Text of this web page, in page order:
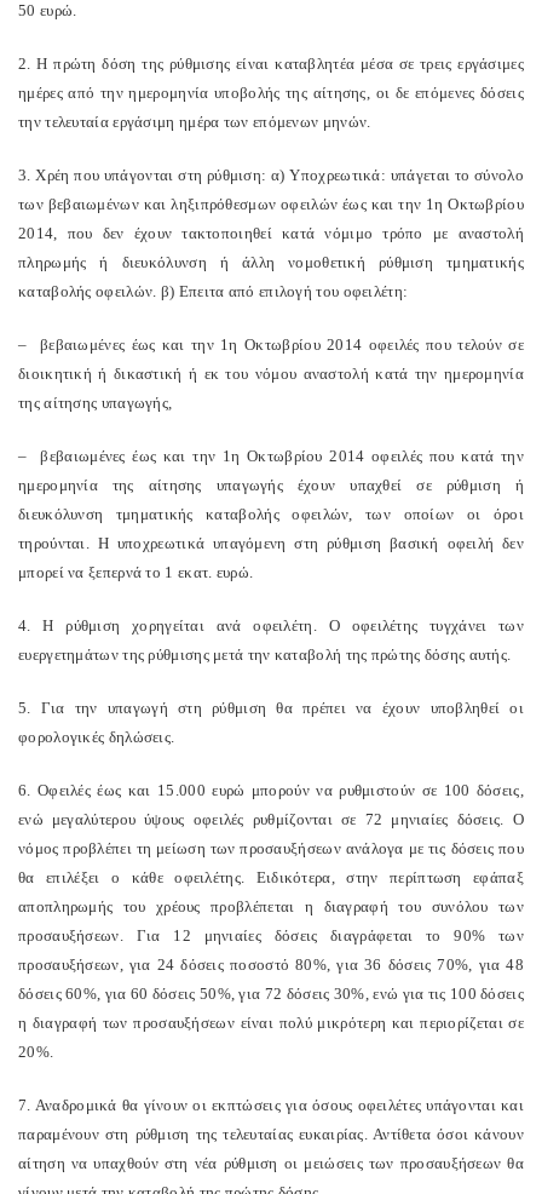
50 ευρώ.
2. Η πρώτη δόση της ρύθμισης είναι καταβλητέα μέσα σε τρεις εργάσιμες
ημέρες από την ημερομηνία υποβολής της αίτησης, οι δε επόμενες δόσεις
την τελευταία εργάσιμη ημέρα των επόμενων μηνών.
3. Χρέη που υπάγονται στη ρύθμιση: α) Υποχρεωτικά: υπάγεται το σύνολο
των βεβαιωμένων και ληξιπρόθεσμων οφειλών έως και την 1η Οκτωβρίου
2014, που δεν έχουν τακτοποιηθεί κατά νόμιμο τρόπο με αναστολή
πληρωμής ή διευκόλυνση ή άλλη νομοθετική ρύθμιση τμηματικής
καταβολής οφειλών. β) Επειτα από επιλογή του οφειλέτη:
– βεβαιωμένες έως και την 1η Οκτωβρίου 2014 οφειλές που τελούν σε
διοικητική ή δικαστική ή εκ του νόμου αναστολή κατά την ημερομηνία
της αίτησης υπαγωγής,
– βεβαιωμένες έως και την 1η Οκτωβρίου 2014 οφειλές που κατά την
ημερομηνία της αίτησης υπαγωγής έχουν υπαχθεί σε ρύθμιση ή
διευκόλυνση τμηματικής καταβολής οφειλών, των οποίων οι όροι
τηρούνται. Η υποχρεωτικά υπαγόμενη στη ρύθμιση βασική οφειλή δεν
μπορεί να ξεπερνά το 1 εκατ. ευρώ.
4. Η ρύθμιση χορηγείται ανά οφειλέτη. Ο οφειλέτης τυγχάνει των
ευεργετημάτων της ρύθμισης μετά την καταβολή της πρώτης δόσης αυτής.
5. Για την υπαγωγή στη ρύθμιση θα πρέπει να έχουν υποβληθεί οι
φορολογικές δηλώσεις.
6. Οφειλές έως και 15.000 ευρώ μπορούν να ρυθμιστούν σε 100 δόσεις,
ενώ μεγαλύτερου ύψους οφειλές ρυθμίζονται σε 72 μηνιαίες δόσεις. Ο
νόμος προβλέπει τη μείωση των προσαυξήσεων ανάλογα με τις δόσεις που
θα επιλέξει ο κάθε οφειλέτης. Ειδικότερα, στην περίπτωση εφάπαξ
αποπληρωμής του χρέους προβλέπεται η διαγραφή του συνόλου των
προσαυξήσεων. Για 12 μηνιαίες δόσεις διαγράφεται το 90% των
προσαυξήσεων, για 24 δόσεις ποσοστό 80%, για 36 δόσεις 70%, για 48
δόσεις 60%, για 60 δόσεις 50%, για 72 δόσεις 30%, ενώ για τις 100 δόσεις
η διαγραφή των προσαυξήσεων είναι πολύ μικρότερη και περιορίζεται σε
20%.
7. Αναδρομικά θα γίνουν οι εκπτώσεις για όσους οφειλέτες υπάγονται και
παραμένουν στη ρύθμιση της τελευταίας ευκαιρίας. Αντίθετα όσοι κάνουν
αίτηση να υπαχθούν στη νέα ρύθμιση οι μειώσεις των προσαυξήσεων θα